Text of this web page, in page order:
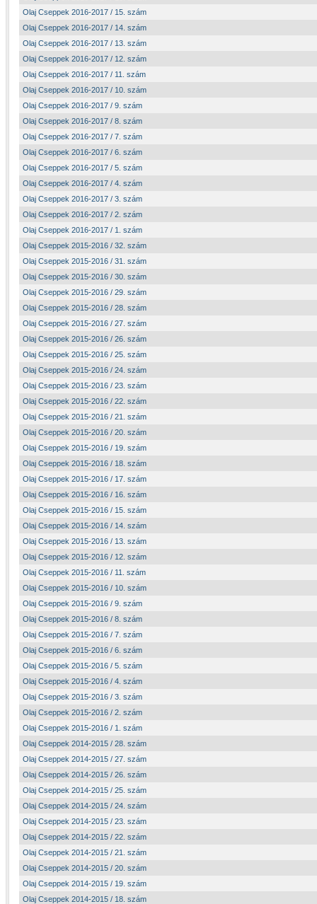
Olaj Cseppek 2016-2017 / 15. szám
Olaj Cseppek 2016-2017 / 14. szám
Olaj Cseppek 2016-2017 / 13. szám
Olaj Cseppek 2016-2017 / 12. szám
Olaj Cseppek 2016-2017 / 11. szám
Olaj Cseppek 2016-2017 / 10. szám
Olaj Cseppek 2016-2017 / 9. szám
Olaj Cseppek 2016-2017 / 8. szám
Olaj Cseppek 2016-2017 / 7. szám
Olaj Cseppek 2016-2017 / 6. szám
Olaj Cseppek 2016-2017 / 5. szám
Olaj Cseppek 2016-2017 / 4. szám
Olaj Cseppek 2016-2017 / 3. szám
Olaj Cseppek 2016-2017 / 2. szám
Olaj Cseppek 2016-2017 / 1. szám
Olaj Cseppek 2015-2016 / 32. szám
Olaj Cseppek 2015-2016 / 31. szám
Olaj Cseppek 2015-2016 / 30. szám
Olaj Cseppek 2015-2016 / 29. szám
Olaj Cseppek 2015-2016 / 28. szám
Olaj Cseppek 2015-2016 / 27. szám
Olaj Cseppek 2015-2016 / 26. szám
Olaj Cseppek 2015-2016 / 25. szám
Olaj Cseppek 2015-2016 / 24. szám
Olaj Cseppek 2015-2016 / 23. szám
Olaj Cseppek 2015-2016 / 22. szám
Olaj Cseppek 2015-2016 / 21. szám
Olaj Cseppek 2015-2016 / 20. szám
Olaj Cseppek 2015-2016 / 19. szám
Olaj Cseppek 2015-2016 / 18. szám
Olaj Cseppek 2015-2016 / 17. szám
Olaj Cseppek 2015-2016 / 16. szám
Olaj Cseppek 2015-2016 / 15. szám
Olaj Cseppek 2015-2016 / 14. szám
Olaj Cseppek 2015-2016 / 13. szám
Olaj Cseppek 2015-2016 / 12. szám
Olaj Cseppek 2015-2016 / 11. szám
Olaj Cseppek 2015-2016 / 10. szám
Olaj Cseppek 2015-2016 / 9. szám
Olaj Cseppek 2015-2016 / 8. szám
Olaj Cseppek 2015-2016 / 7. szám
Olaj Cseppek 2015-2016 / 6. szám
Olaj Cseppek 2015-2016 / 5. szám
Olaj Cseppek 2015-2016 / 4. szám
Olaj Cseppek 2015-2016 / 3. szám
Olaj Cseppek 2015-2016 / 2. szám
Olaj Cseppek 2015-2016 / 1. szám
Olaj Cseppek 2014-2015 / 28. szám
Olaj Cseppek 2014-2015 / 27. szám
Olaj Cseppek 2014-2015 / 26. szám
Olaj Cseppek 2014-2015 / 25. szám
Olaj Cseppek 2014-2015 / 24. szám
Olaj Cseppek 2014-2015 / 23. szám
Olaj Cseppek 2014-2015 / 22. szám
Olaj Cseppek 2014-2015 / 21. szám
Olaj Cseppek 2014-2015 / 20. szám
Olaj Cseppek 2014-2015 / 19. szám
Olaj Cseppek 2014-2015 / 18. szám